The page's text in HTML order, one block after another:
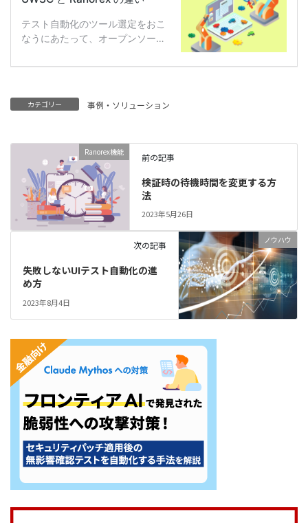
カテゴリー 事例・ソリューション
Ranorex機能 前の記事
検証時の待機時間を変更する方
法
2023年5月26日
ノウハウ
次の記事
失敗しないUIテスト自動化の進
め方
2023年8月4日